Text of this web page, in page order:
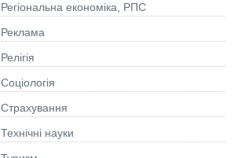
Регіональна економіка, РПС
Реклама
Релігія
Соціологія
Страхування
Технічні науки